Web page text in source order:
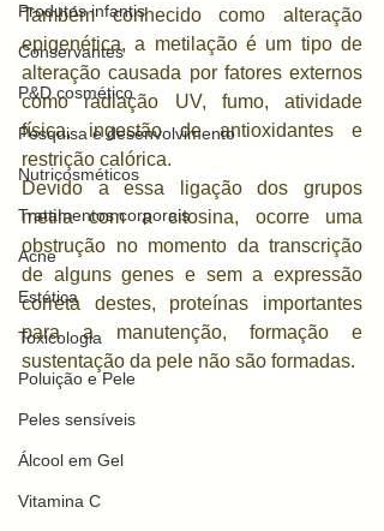
Produtos infantis
Conservantes
P&D cosmético
Pesquisa e desenvolvimento
Nutricosméticos
Tratamentos corporais
Acne
Estética
Toxicologia
Poluição e Pele
Peles sensíveis
Álcool em Gel
Vitamina C
Também conhecido como alteração
epigenética, a metilação é um tipo de
alteração causada por fatores externos
como radiação UV, fumo, atividade
física, ingestão de antioxidantes e
restrição calórica.
Devido a essa ligação dos grupos
metila com a citosina, ocorre uma
obstrução no momento da transcrição
de alguns genes e sem a expressão
correta destes, proteínas importantes
para a manutenção, formação e
sustentação da pele não são formadas.